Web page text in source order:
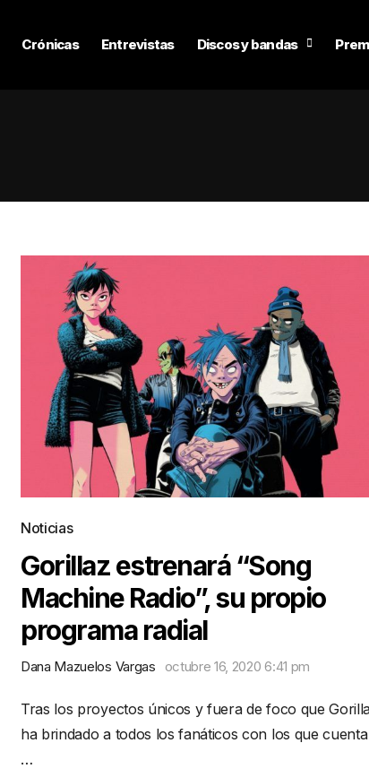
Crónicas Entrevistas Discos y bandas
Noticias
Gorillaz estrenará “Song
Machine Radio”, su propio
programa radial
Dana Mazuelos Vargas octubre 16, 2020 6:41 pm
Tras los proyectos únicos y fuera de foco que
ha brindado a todos los fanáticos con los que cuenta
…